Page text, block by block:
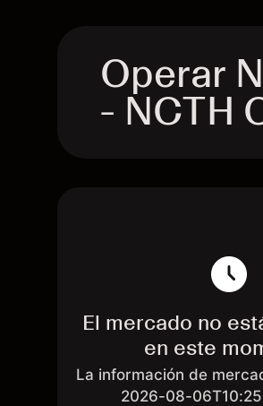
Operar
- NCTH
El mercado no
en este
La información de
2026-08-